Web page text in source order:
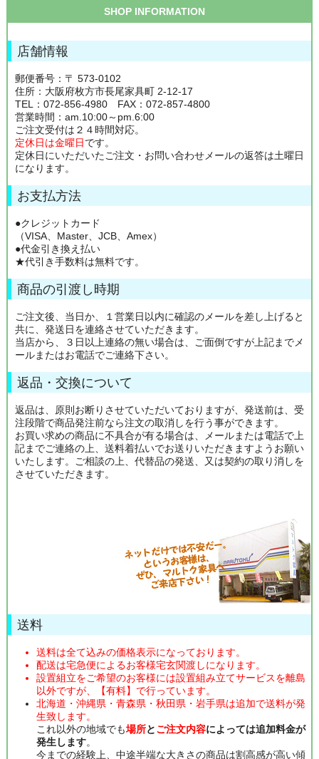
SHOP INFORMATION
店舗情報
郵便番号：〒 573-0102
住所：大阪府枚方市長尾家具町 2-12-17
TEL：072-856-4980 FAX：072-857-4800
営業時間：am.10:00～pm.6:00
ご注文受付は２４時間対応。
定休日は金曜日です。
定休日にいただいたご注文・お問い合わせメールの返答は土曜日
になります。
お支払方法
●クレジットカード
（VISA、Master、JCB、Amex）
●代金引き換え払い
★代引き手数料は無料です。
商品の引渡し時期
ご注文後、当日か、１営業日以内に確認のメールを差し上げると
共に、発送日を連絡させていただきます。
当店から、３日以上連絡の無い場合は、ご面倒ですが上記までメ
ールまたはお電話でご連絡下さい。
返品・交換について
返品は、原則お断りさせていただいておりますが、発送前は、受
注段階で商品発注前なら注文の取消しを行う事ができます。
お買い求めの商品に不具合が有る場合は、メールまたは電話で上
記までご連絡の上、送料着払いでお送りいただきますようお願い
いたします。ご相談の上、代替品の発送、又は契約の取り消しを
させていただきます。
送料
送料は全て込みの価格表示になっております。
配送は宅急便によるお客様宅玄関渡しになります。
設置組立をご希望のお客様には設置組み立てサービスを離島
以外ですが、【有料】で行っています。
北海道・沖縄県・青森県・秋田県・岩手県は追加で送料が発
生致します。
これ以外の地域でも場所とご注文内容によっては追加料金が
発生します。
今までの経験上、中途半端な大きさの商品は割高感が高い傾